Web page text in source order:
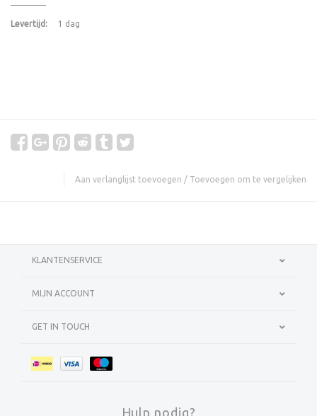
Levertijd: 1 dag
Aan verlanglijst toevoegen / Toevoegen om te vergelijken
KLANTENSERVICE
MIJN ACCOUNT
GET IN TOUCH
Hulp nodig?